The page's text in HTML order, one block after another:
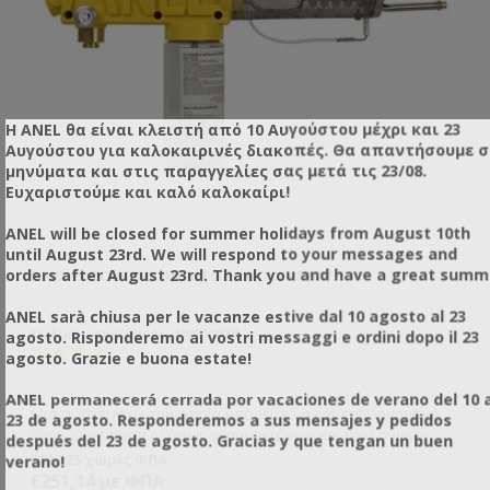
ΟΜΙΧΛΟΠΟΙΗΤΉΣ ANEL-FOGB ΒΟΥΤΑΝΊΟΥ
Κωδικός προϊόντος: AN60003B
Μια συσκευή με την οποία μπορείτε να κάνετε εφαρμογή
διαφόρων ουσιών όπως ακαρεοκτόνων και βιολογικών
σκευασμάτων (αραιό διάλυμα θυμόλης, οξαλικού οξέως
Η φλόγα θερμαίνει την σερπαντίνα μέσα από την οποία θα
€222,25 χωρίς ΦΠΑ
Η ANEL θα είναι κλειστή από 10 Αυγούστου μέχρι και 23
Αυγούστου για καλοκαιρινές διακοπές. Θα απαντήσουμε
μηνύματα και στις παραγγελίες σας μετά τις 23/08.
Ευχαριστούμε και καλό καλοκαίρι!
ANEL will be closed for summer holidays from August 10th
until August 23rd. We will respond to your messages and
orders after August 23rd. Thank you and have a great
ANEL sarà chiusa per le vacanze estive dal 10 agosto al 23
agosto. Risponderemo ai vostri messaggi e ordini dopo il 23
agosto. Grazie e buona estate!
ANEL permanecerá cerrada por vacaciones de verano del 10
23 de agosto. Responderemos a sus mensajes y pedidos
después del 23 de agosto. Gracias y que tengan un buen
verano!